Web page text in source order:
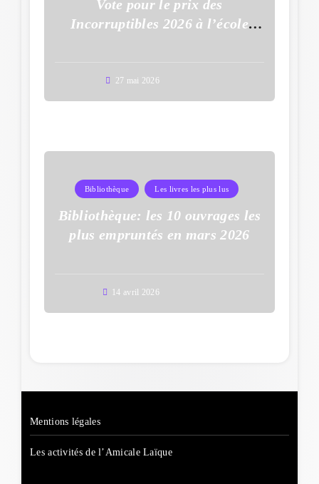
Vote pour le prix des
Incorruptibles 2026 à l’école
27 mai 2026
Bibliothèque Les livres les plus lus
Bibliothèque: les 10 ouvrages les
plus empruntés en mars 2026
14 avril 2026
Mentions légales
Les activités de l’Amicale Laïque